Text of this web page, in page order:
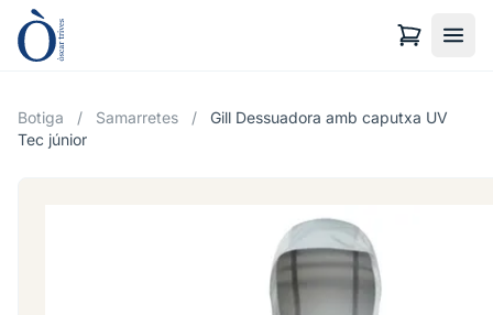
Botiga / Samarretes /
Gill Dessuadora amb caputxa UV
Tec júnior